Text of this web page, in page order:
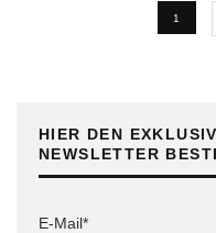
1
HIER DEN
NEWSLETTER
E-Mail*